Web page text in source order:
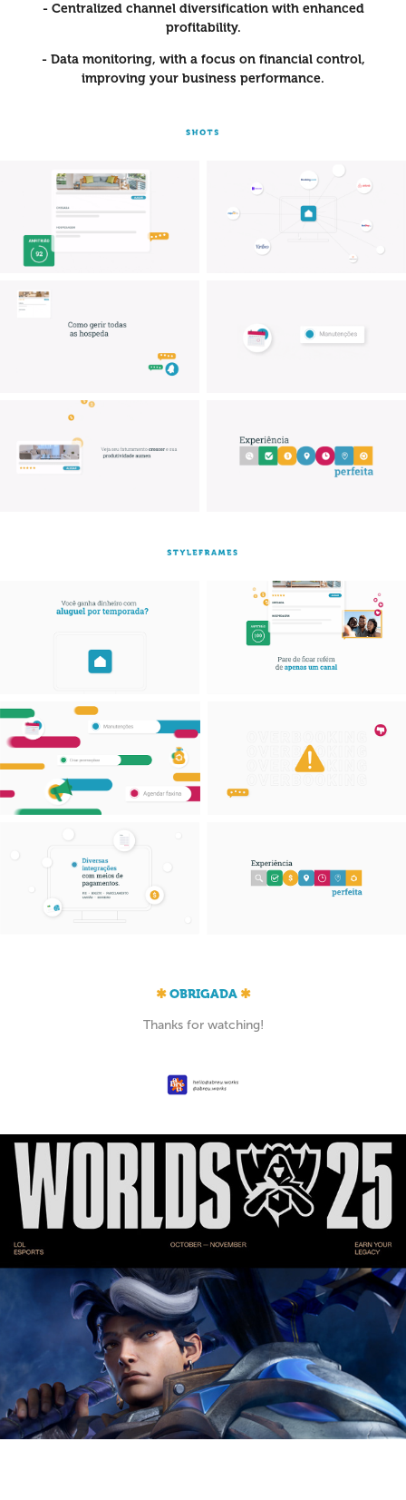
- Centralized channel diversification with enhanced
profitability.
- Data monitoring, with a focus on financial control,
improving your business performance.
✱ OBRIGADA ✱
Thanks for watching!